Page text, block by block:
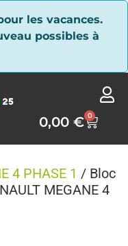
les vacances.
possibles à
0,00€ 0
4 PHASE 1 / Bloc
MEGANE 4